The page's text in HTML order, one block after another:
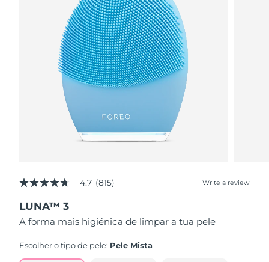
4.7
of
5
stars,
rating
4.7 (815) Write a review
LUNA™ 3
A forma mais higiénica de limpar a tua pele
Escolher o tipo de pele: Pele Mista